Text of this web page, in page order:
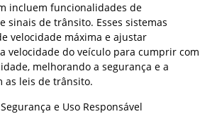
incluem funcionalidades de
sinais de trânsito. Esses sistemas
velocidade máxima e ajustar
velocidade do veículo para cumprir com
melhorando a segurança e a
as leis de trânsito.
e Uso Responsável